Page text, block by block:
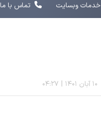
خدمات وبسایت تماس با ما
10 آبان 1401 |
04:27